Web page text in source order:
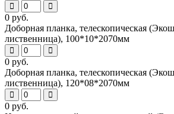
0 руб.
Доборная планка, телескопическая
лиственница), 100*10*2070мм
0 руб.
Доборная планка, телескопическая
лиственница), 120*08*2070мм
0 руб.